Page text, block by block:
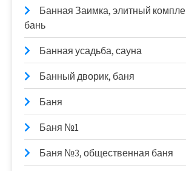
Банная Заимка, элитный
бань
Банная усадьба, сауна
Банный дворик, баня
Баня
Баня №1
Баня №3, общественная баня